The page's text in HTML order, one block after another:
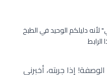
لأنه دليلكم الوحيد في الطبخ
إذا جربته، أخبرني